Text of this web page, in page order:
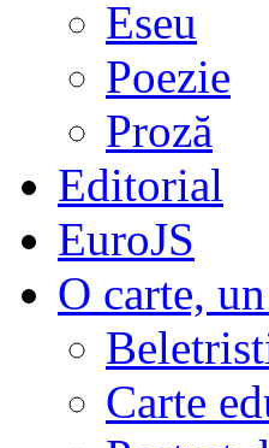
Eseu
Poezie
Proză
Editorial
EuroJS
O carte,
Carte